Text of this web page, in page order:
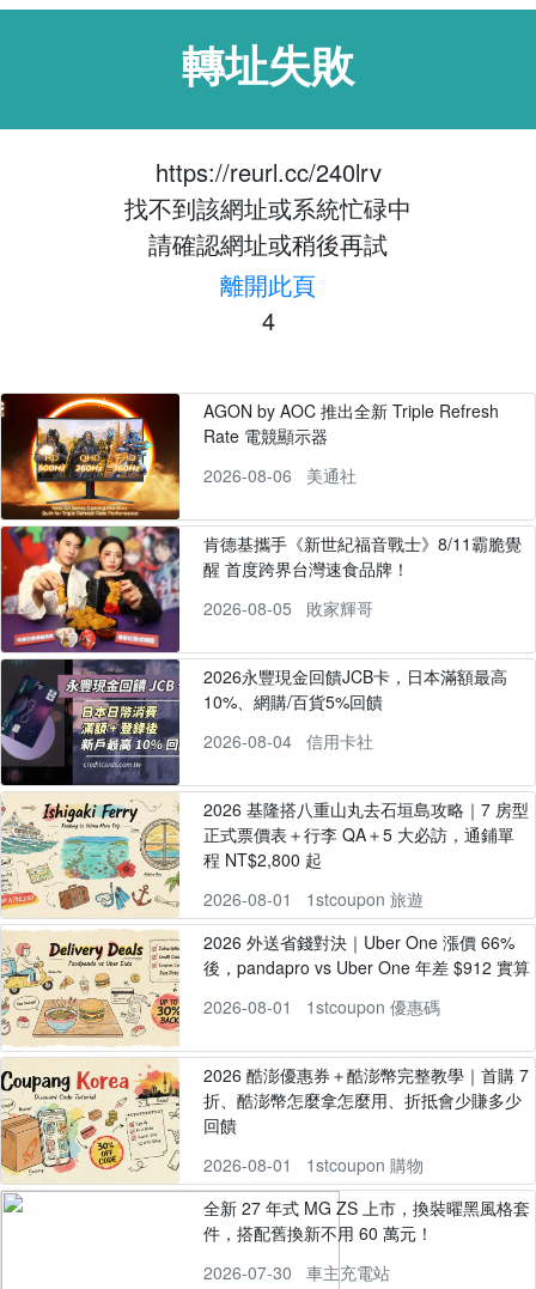
轉址失敗
https://reurl.cc/240lrv
找不到該網址或系統忙碌中
請確認網址或稍後再試
離開此頁
4
AGON by AOC 推出全新 Triple Refresh
Rate 電競顯示器
2026-08-06
美通社
肯德基攜手《新世紀福音戰士》8/11霸脆覺
醒 首度跨界台灣速食品牌！
2026-08-05
敗家輝哥
2026永豐現金回饋JCB卡，日本滿額最高
10%、網購/百貨5%回饋
2026-08-04
信用卡社
2026 基隆搭八重山丸去石垣島攻略｜7 房型
正式票價表＋行李 QA＋5 大必訪，通鋪單
程 NT$2,800 起
2026-08-01
1stcoupon 旅遊
2026 外送省錢對決｜Uber One 漲價 66%
後，pandapro vs Uber One 年差 $912 實算
2026-08-01
1stcoupon 優惠碼
2026 酷澎優惠券＋酷澎幣完整教學｜首購 7
折、酷澎幣怎麼拿怎麼用、折抵會少賺多少
回饋
2026-08-01
1stcoupon 購物
全新 27 年式 MG ZS 上市，換裝曜黑風格套
件，搭配舊換新不用 60 萬元！
2026-07-30
車主充電站